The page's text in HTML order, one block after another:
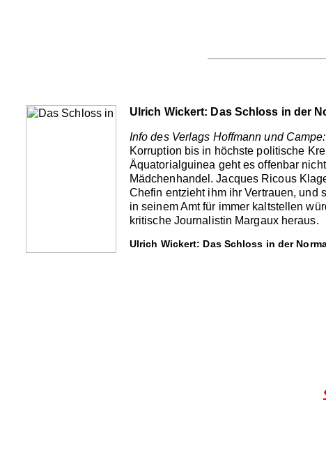
Ulrich Wickert: Das Schloss in der
Info des Verlags Hoffmann und Campe:
Korruption bis in höchste politische
Äquatorialguinea geht es offenbar
Mädchenhandel. Jacques Ricous
Chefin entzieht ihm ihr Vertrauen,
in seinem Amt für immer kaltstellen
kritische Journalistin Margaux heraus.
Ulrich Wickert: Das Schloss in der